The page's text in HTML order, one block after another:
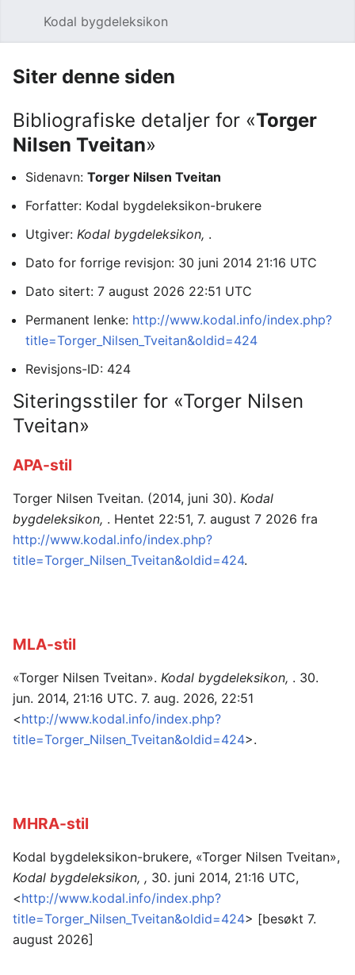
Kodal bygdeleksikon
Siter denne siden
Bibliografiske detaljer for «Torger
Nilsen Tveitan»
Sidenavn: Torger Nilsen Tveitan
Forfatter: Kodal bygdeleksikon-brukere
Utgiver: Kodal bygdeleksikon, .
Dato for forrige revisjon: 30 juni 2014 21:16 UTC
Dato sitert: 7 august 2026 22:51 UTC
Permanent lenke: http://www.kodal.info/index.php?
title=Torger_Nilsen_Tveitan&oldid=424
Revisjons-ID: 424
Siteringsstiler for «Torger Nilsen
Tveitan»
APA-stil
Torger Nilsen Tveitan. (2014, juni 30). Kodal
bygdeleksikon, . Hentet 22:51, 7. august 7 2026 fra
http://www.kodal.info/index.php?
title=Torger_Nilsen_Tveitan&oldid=424.
MLA-stil
«Torger Nilsen Tveitan». Kodal bygdeleksikon, . 30.
jun. 2014, 21:16 UTC. 7. aug. 2026, 22:51
<http://www.kodal.info/index.php?
title=Torger_Nilsen_Tveitan&oldid=424>.
MHRA-stil
Kodal bygdeleksikon-brukere, «Torger Nilsen Tveitan»,
Kodal bygdeleksikon, , 30. juni 2014, 21:16 UTC,
<http://www.kodal.info/index.php?
title=Torger_Nilsen_Tveitan&oldid=424> [besøkt 7.
august 2026]